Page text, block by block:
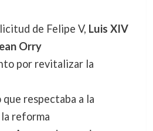
de Felipe V, Luis XIV
Orry
por revitalizar la
respectaba a la
reforma